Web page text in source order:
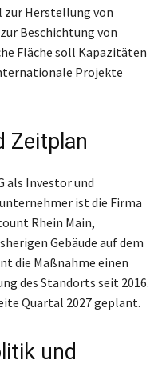
zur Herstellung von
Beschichtung von
Fläche soll Kapazitäten
Projekte
Zeitplan
als Investor und
ist die Firma
Rhein Main,
Gebäude auf dem
die Maßnahme einen
des Standorts seit 2016.
Quartal 2027 geplant.
und